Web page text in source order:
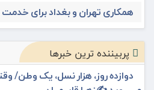
همکاری تهران و بغداد برای خدمت
پربیننده ترین خبرها
دوازده روز، هزار نسل، یک وطن/